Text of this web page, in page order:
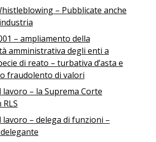
– Pubblicate anche
– ampliamento della
amministrativa degli enti a
di reato – turbativa d’asta e
fraudolento di valori
lavoro – la Suprema Corte
lavoro – delega di funzioni –